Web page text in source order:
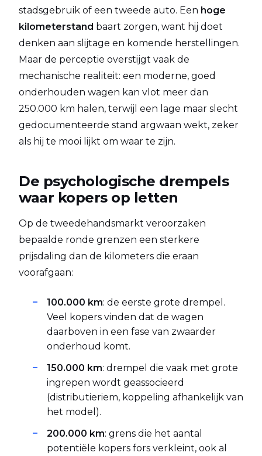
stadsgebruik of een tweede auto. Een hoge
kilometerstand baart zorgen, want hij doet
denken aan slijtage en komende herstellingen.
Maar de perceptie overstijgt vaak de
mechanische realiteit: een moderne, goed
onderhouden wagen kan vlot meer dan
250.000 km halen, terwijl een lage maar slecht
gedocumenteerde stand argwaan wekt, zeker
als hij te mooi lijkt om waar te zijn.
De psychologische drempels
waar kopers op letten
Op de tweedehandsmarkt veroorzaken
bepaalde ronde grenzen een sterkere
prijsdaling dan de kilometers die eraan
voorafgaan:
100.000 km: de eerste grote drempel.
Veel kopers vinden dat de wagen
daarboven in een fase van zwaarder
onderhoud komt.
150.000 km: drempel die vaak met grote
ingrepen wordt geassocieerd
(distributieriem, koppeling afhankelijk van
het model).
200.000 km: grens die het aantal
potentiële kopers fors verkleint, ook al